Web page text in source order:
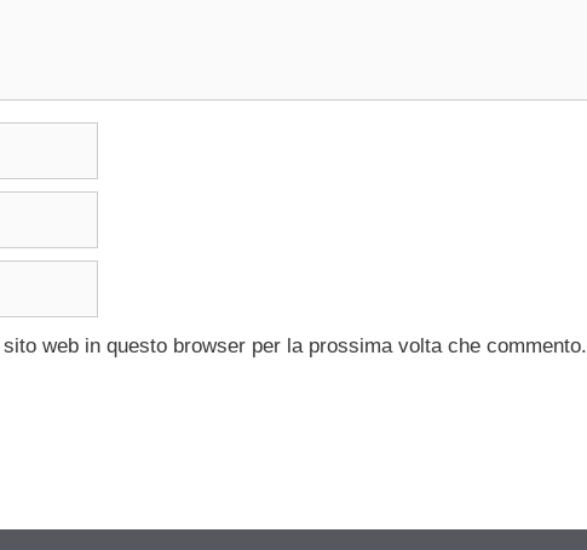
web in questo browser per la prossima volta che commento.